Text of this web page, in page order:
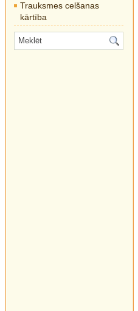
Trauksmes celšanas
kārtība